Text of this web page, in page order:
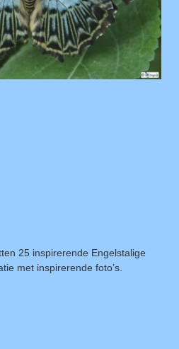
25 inspirerende Engelstalige
met inspirerende foto’s.